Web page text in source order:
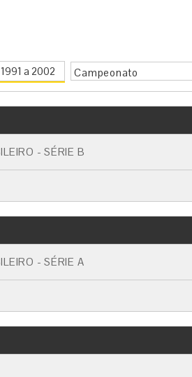
Campeonato
- SÉRIE B
- SÉRIE A